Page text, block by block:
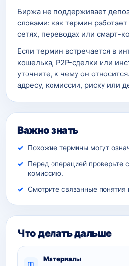
Биржа не поддерживает
словами: как термин
сетях, переводах или смарт-
Если термин встречается в
кошелька, P2P-сделки или
уточните, к чему он
адресу, комиссии, риску или
Важно знать
Похожие термины могут
Перед операцией проверьте
комиссию.
Смотрите связанные понятия
Что делать дальше
Материалы